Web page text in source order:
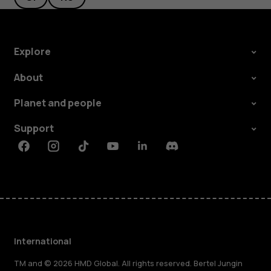
Explore
About
Planet and people
Support
FacebookInstagramTiktokYoutubeLinkedinDiscord
International
TM and © 2026 HMD Global. All rights reserved. Bertel Jungin